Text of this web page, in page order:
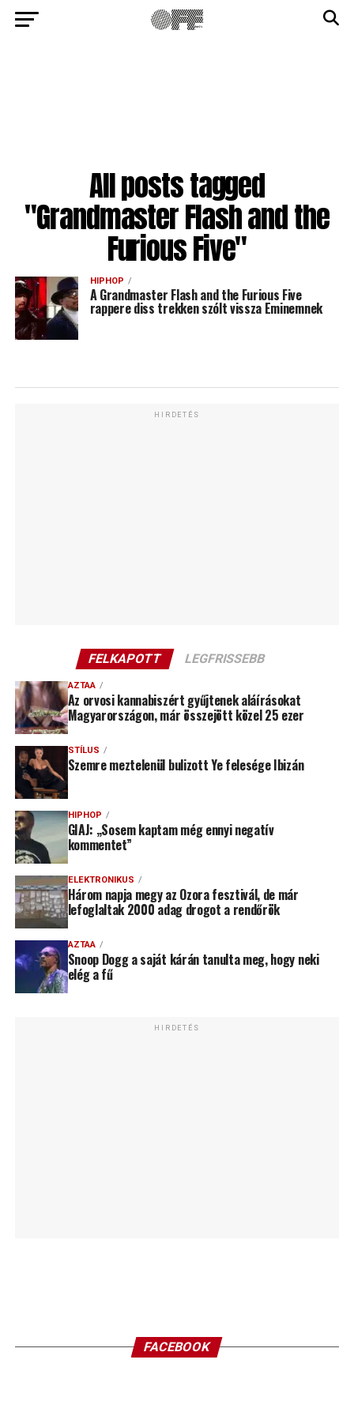
All posts tagged
"Grandmaster Flash and the
Furious Five"
HIPHOP
A Grandmaster Flash and the Furious Five
rappere diss trekken szólt vissza Eminemnek
HIRDETÉS
FELKAPOTT LEGFRISSEBB
AZTAA
Az orvosi kannabiszért gyűjtenek aláírásokat
Magyarországon, már összejött közel 25 ezer
STÍLUS
Szemre meztelenül bulizott Ye felesége Ibizán
HIPHOP
GIAJ: „Sosem kaptam még ennyi negatív
kommentet”
ELEKTRONIKUS
Három napja megy az Ozora fesztivál, de már
lefoglaltak 2000 adag drogot a rendőrök
AZTAA
Snoop Dogg a saját kárán tanulta meg, hogy neki
elég a fű
HIRDETÉS
FACEBOOK